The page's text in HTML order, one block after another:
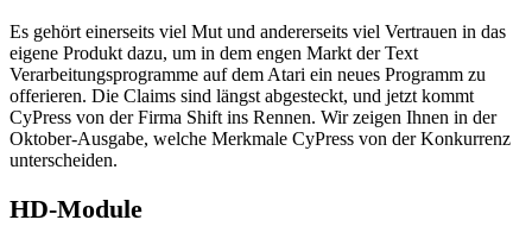
Es gehört einerseits viel Mut und andererseits viel Vertrauen in das
eigene Produkt dazu, um in dem engen Markt der Text
Verarbeitungsprogramme auf dem Atari ein neues Programm zu
offerieren. Die Claims sind längst abgesteckt, und jetzt kommt
CyPress von der Firma Shift ins Rennen. Wir zeigen Ihnen in der
Oktober-Ausgabe, welche Merkmale CyPress von der Konkurrenz
unterscheiden.
HD-Module